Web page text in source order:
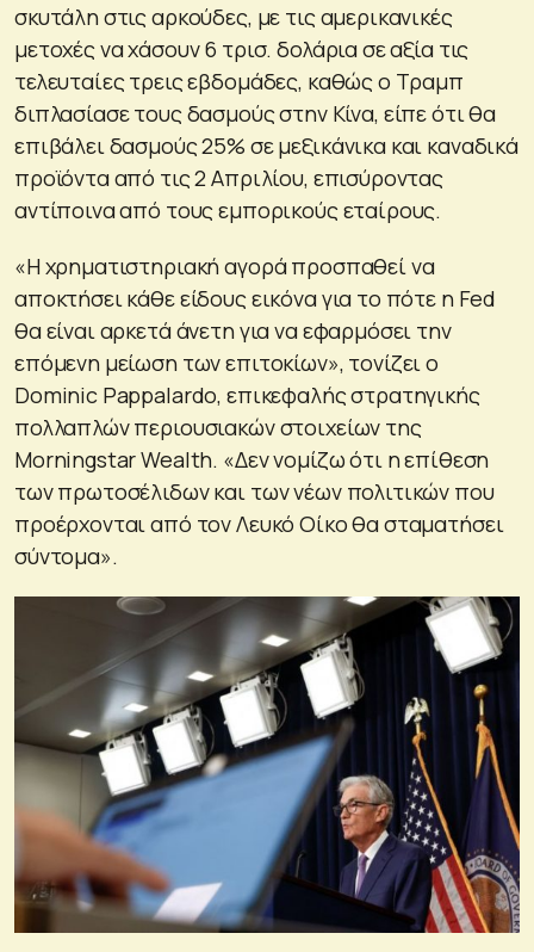
σκυτάλη στις αρκούδες, με τις αμερικανικές
μετοχές να χάσουν 6 τρισ. δολάρια σε αξία τις
τελευταίες τρεις εβδομάδες, καθώς ο Τραμπ
διπλασίασε τους δασμούς στην Κίνα, είπε ότι θα
επιβάλει δασμούς 25% σε μεξικάνικα και καναδικά
προϊόντα από τις 2 Απριλίου, επισύροντας
αντίποινα από τους εμπορικούς εταίρους.
«Η χρηματιστηριακή αγορά προσπαθεί να
αποκτήσει κάθε είδους εικόνα για το πότε η Fed
θα είναι αρκετά άνετη για να εφαρμόσει την
επόμενη μείωση των επιτοκίων», τονίζει ο
Dominic Pappalardo, επικεφαλής στρατηγικής
πολλαπλών περιουσιακών στοιχείων της
Morningstar Wealth. «Δεν νομίζω ότι η επίθεση
των πρωτοσέλιδων και των νέων πολιτικών που
προέρχονται από τον Λευκό Οίκο θα σταματήσει
σύντομα».